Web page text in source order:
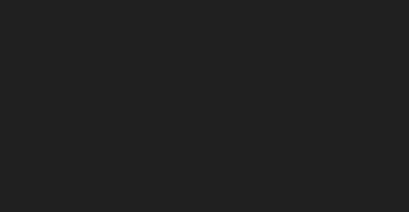
po pásu k laserovým čidlům. Ty každý střep
pak připravena skleněná drť požadovaných
než při výrobě z přírodních zdrojů, velké
se používá větší podíl primárních surovin.
sběr a třídění plastů. Třídění plastů je ale